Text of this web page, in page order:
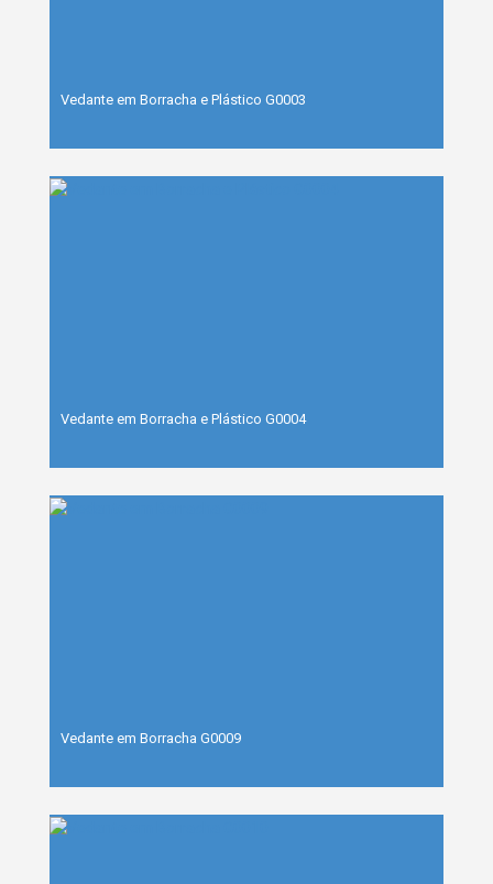
Vedante em Borracha e Plástico G0003
Vedante em Borracha e Plástico G0004
Vedante em Borracha G0009